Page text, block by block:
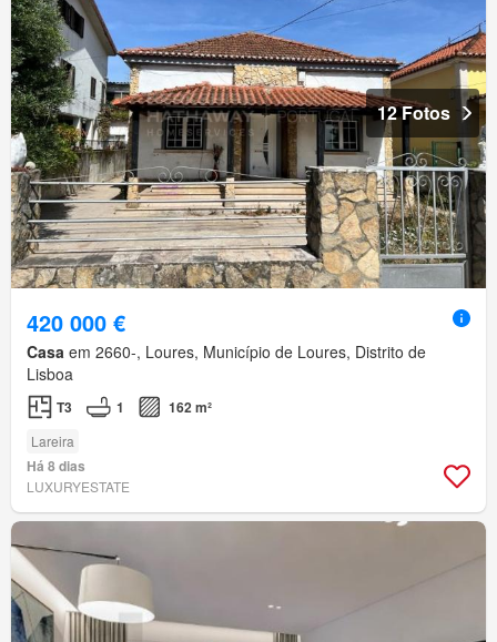
12 Fotos
420 000 €
Casa em 2660-, Loures, Município de Loures, Distrito de
Lisboa
T3 1 162 m²
Lareira
Há 8 dias
LUXURYESTATE